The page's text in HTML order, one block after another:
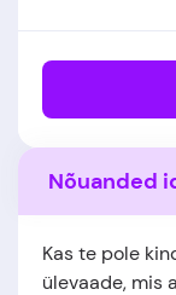
Nõuanded
Kas te pole
ülevaade, mis